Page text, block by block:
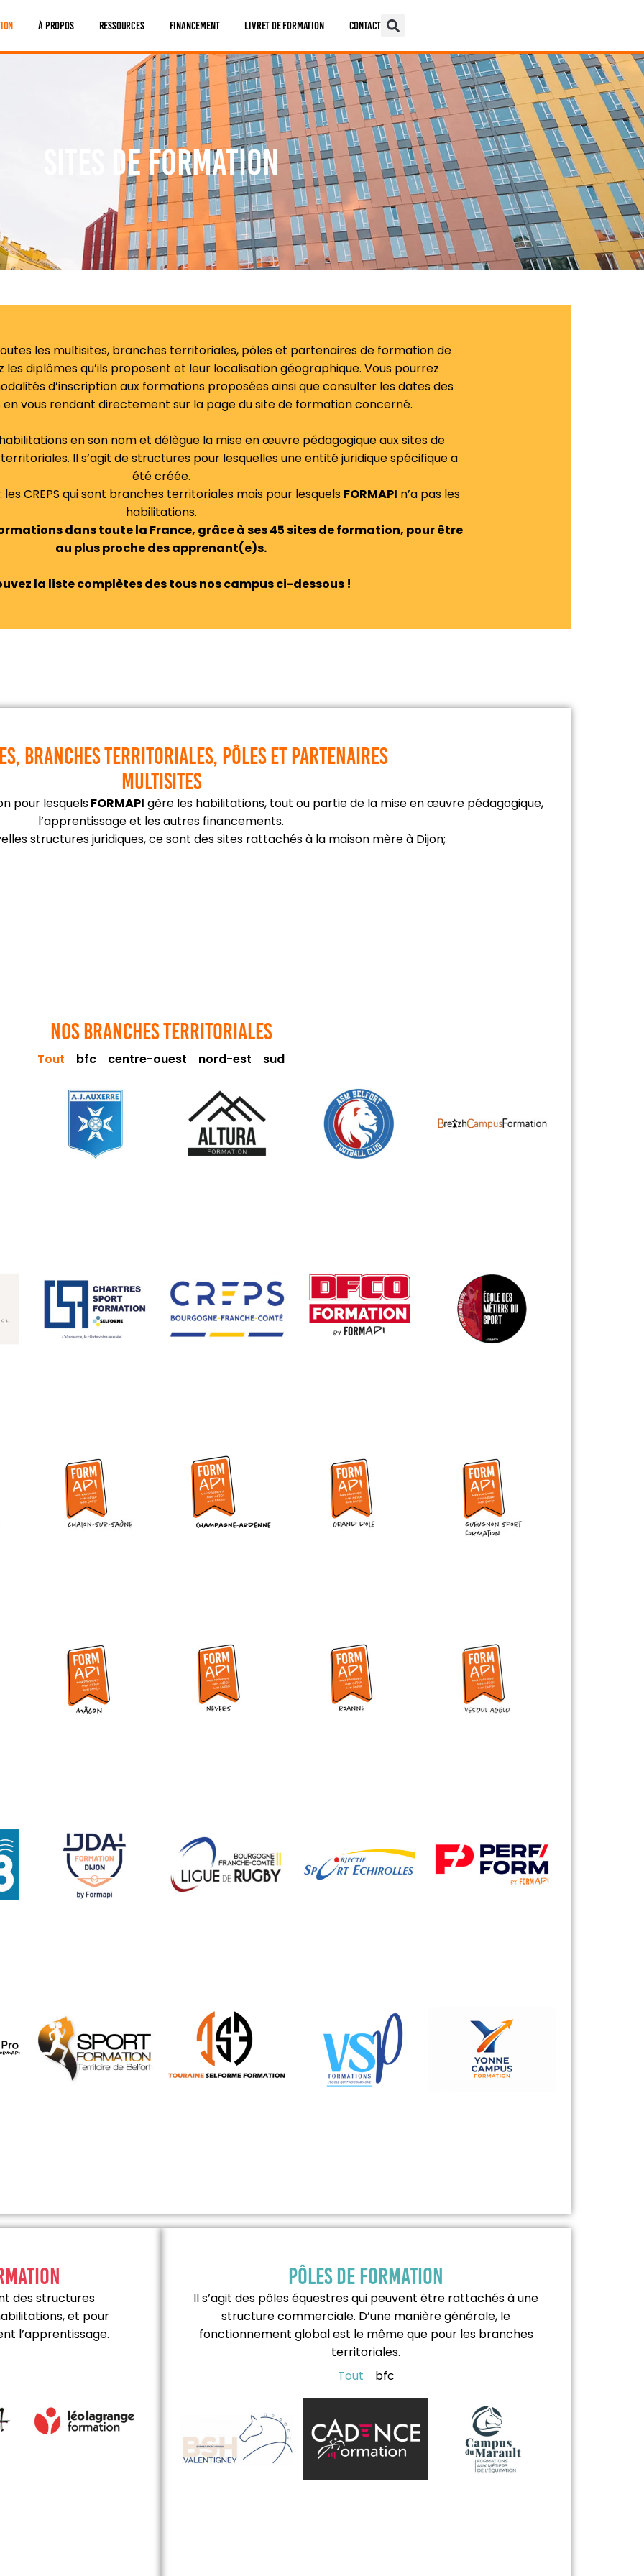
À Propos Ressources Financement Livret De Formation Contact
Sites de formation
les multisites, branches territoriales, pôles et partenaires de formation de
les diplômes qu’ils proposent et leur localisation géographique. Vous pourrez
d’inscription aux formations proposées ainsi que consulter les dates des
vous rendant directement sur la page du site de formation concerné.
en son nom et délègue la mise en œuvre pédagogique aux sites de
Il s’agit de structures pour lesquelles une entité juridique spécifique a
été créée.
CREPS qui sont branches territoriales mais pour lesquels FORMAPI n’a pas les
habilitations.
dans toute la France, grâce à ses 45 sites de formation, pour être
au plus proche des apprenant(e)s.
la liste complètes des tous nos campus ci-dessous !
Branches territoriales, pôles et partenaires
MULTISITES
pour lesquelsFORMAPI gère les habilitations, tout ou partie de la mise en œuvre pédagogique,
l’apprentissage et les autres financements.
structures juridiques, ce sont des sites rattachés à la maison mère à Dijon;
NOS BRANCHES TERRITORIALES
Tout bfc centre-ouest nord-est sud
des structures
et pour
l’apprentissage.
Pôles de formation
Il s’agit des pôles équestres qui peuvent être rattachés à une
structure commerciale. D’une manière générale, le
fonctionnement global est le même que pour les branches
territoriales.
Tout
bfc